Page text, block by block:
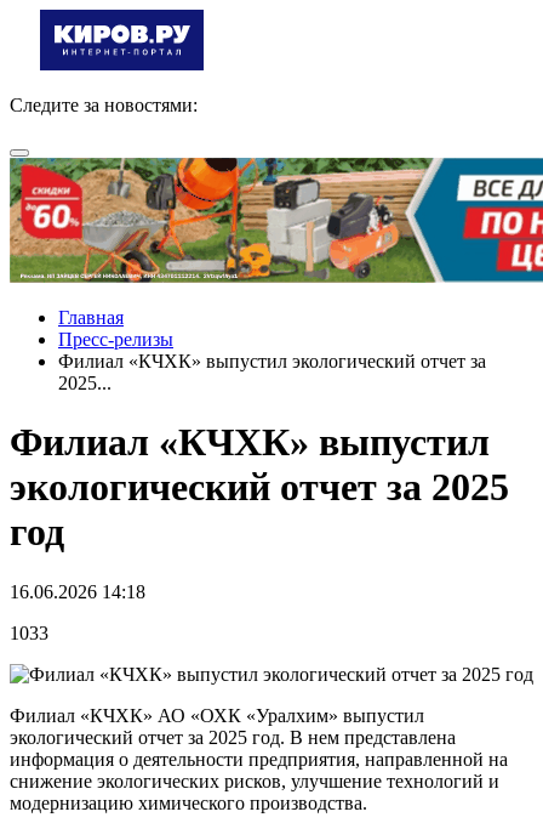
Следите за новостями:
Главная
Пресс-релизы
Филиал «КЧХК» выпустил экологический отчет за
2025...
Филиал «КЧХК» выпустил
экологический отчет за 2025
год
16.06.2026 14:18
1033
Филиал «КЧХК» АО «ОХК «Уралхим» выпустил
экологический отчет за 2025 год. В нем представлена
информация о деятельности предприятия, направленной на
снижение экологических рисков, улучшение технологий и
модернизацию химического производства.